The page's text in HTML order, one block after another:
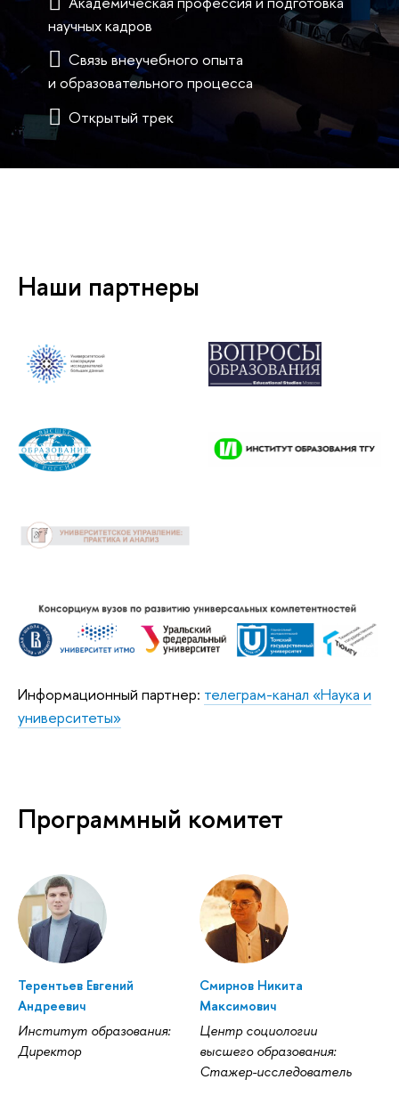
научных кадров
Связь внеучебного опыта
и образовательного процесса
Открытый трек
Наши партнеры
Информационный партнер: телеграм-канал «Наука и
университеты»
Программный комитет
Терентьев Евгений
Андреевич
Институт образования:
Директор
Смирнов Никита
Максимович
Центр социологии
высшего образования:
Стажер-исследователь